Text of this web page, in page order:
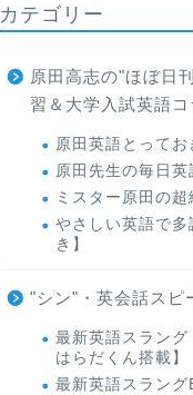
カテゴリー
原田高志の"ほぼ日
習＆大学入試英語コ
原田英語とってお
原田先生の毎日英
ミスター原田の
やさしい英語で多
き】
"シン"・英会話スピ
最新英語スラング
はらだくん搭載】
最新英語スラン